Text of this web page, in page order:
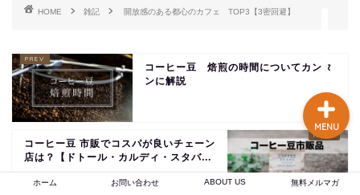
HOME 雑記 開放感のある都心のカフェ TOP3【3密回避】
コーヒー豆 焙煎の時間についてカンタ
ンに解説
コーヒー豆 市販でコスパが良いチェーン
店は？【ドトール・カルディ・スタバ...
ホーム お問い合わせ ABOUT US 無料メルマガ
MENU
ンド力を高める、オーダ
ーメイドのオリジナルブ